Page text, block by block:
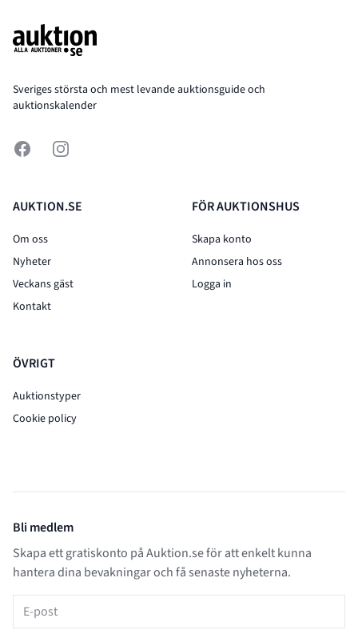
Sveriges största och mest levande auktionsguide och
auktionskalender
FacebookInstagram
AUKTION.SE
Om oss
Nyheter
Veckans gäst
Kontakt
ÖVRIGT
Auktionstyper
Cookie policy
FÖR AUKTIONSHUS
Skapa konto
Annonsera hos oss
Logga in
Bli medlem
Skapa ett gratiskonto på Auktion.se för att enkelt kunna
hantera dina bevakningar och få senaste nyheterna.
E-post